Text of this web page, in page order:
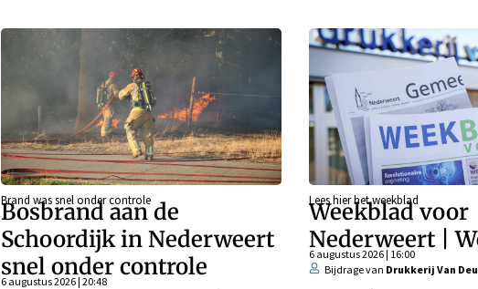
Brand was snel onder controle
Bosbrand aan de
Schoordijk in Nederweert
snel onder controle
6 augustus 2026 | 20:48
Lees hier het weekblad
Weekblad voor
Nederweert |
6 augustus 2026 | 16:00
Bijdrage van Drukkerij Van